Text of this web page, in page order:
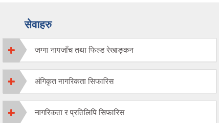
सेवाहरु
जग्गा नापजाँच तथा फिल्ड रेखाङ्कन
अंगिकृत नागरिकता सिफारिस
नागरिकता र प्रतिलिपि सिफारिस